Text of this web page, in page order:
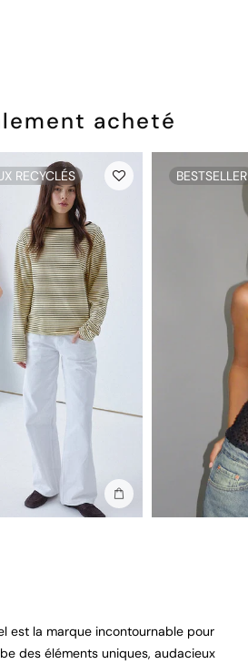
acheté
RECYCLÉS
Ajouter au sac
BESTSELLER
est la marque incontournable pour
des éléments uniques, audacieux